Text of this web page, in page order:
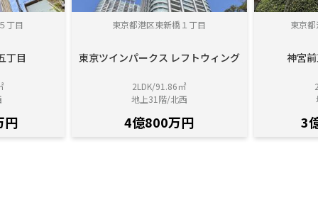
丁目
丁目
円
東京都港区東新橋１丁目
東京ツインパークス レフトウィング
2LDK/91.86㎡
地上31階/北西
4億800万円
東京
神宮
3